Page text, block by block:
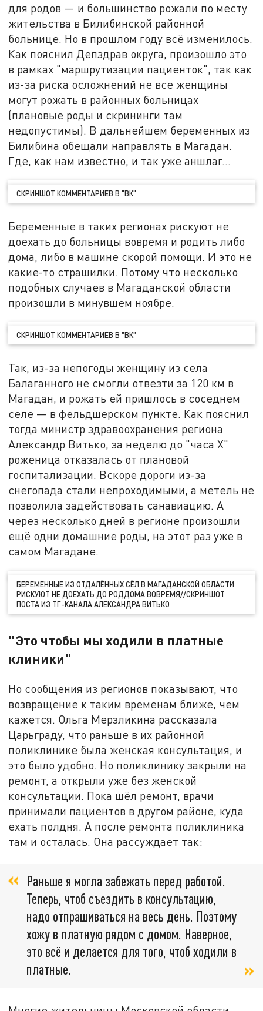
для родов — и большинство рожали по месту
жительства в Билибинской районной
больнице. Но в прошлом году всё изменилось.
Как пояснил Депздрав округа, произошло это
в рамках "маршрутизации пациенток", так как
из-за риска осложнений не все женщины
могут рожать в районных больницах
(плановые роды и скрининги там
недопустимы). В дальнейшем беременных из
Билибина обещали направлять в Магадан.
Где, как нам известно, и так уже аншлаг…
СКРИНШОТ КОММЕНТАРИЕВ В "ВК"
Беременные в таких регионах рискуют не
доехать до больницы вовремя и родить либо
дома, либо в машине скорой помощи. И это не
какие-то страшилки. Потому что несколько
подобных случаев в Магаданской области
произошли в минувшем ноябре.
СКРИНШОТ КОММЕНТАРИЕВ В "ВК"
Так, из-за непогоды женщину из села
Балаганного не смогли отвезти за 120 км в
Магадан, и рожать ей пришлось в соседнем
селе — в фельдшерском пункте. Как пояснил
тогда министр здравоохранения региона
Александр Витько, за неделю до "часа Х"
роженица отказалась от плановой
госпитализации. Вскоре дороги из-за
снегопада стали непроходимыми, а метель не
позволила задействовать санавиацию. А
через несколько дней в регионе произошли
ещё одни домашние роды, на этот раз уже в
самом Магадане.
БЕРЕМЕННЫЕ ИЗ ОТДАЛЁННЫХ СЁЛ В МАГАДАНСКОЙ ОБЛАСТИ
РИСКУЮТ НЕ ДОЕХАТЬ ДО РОДДОМА ВОВРЕМЯ//СКРИНШОТ
ПОСТА ИЗ ТГ-КАНАЛА АЛЕКСАНДРА ВИТЬКО
"Это чтобы мы ходили в платные
клиники"
Но сообщения из регионов показывают, что
возвращение к таким временам ближе, чем
кажется. Ольга Мерзликина рассказала
Царьграду, что раньше в их районной
поликлинике была женская консультация, и
это было удобно. Но поликлинику закрыли на
ремонт, а открыли уже без женской
консультации. Пока шёл ремонт, врачи
принимали пациентов в другом районе, куда
ехать полдня. А после ремонта поликлиника
там и осталась. Она рассуждает так:
Раньше я могла забежать перед работой.
Теперь, чтоб съездить в консультацию,
надо отпрашиваться на весь день. Поэтому
хожу в платную рядом с домом. Наверное,
это всё и делается для того, чтоб ходили в
платные.